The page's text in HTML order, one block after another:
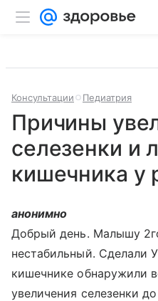
Консультации Педиатрия
Причины
селезенки и
кишечника у
анонимно
Добрый день. Малышу
нестабильный. Сделали
кишечнике обнаружили
увеличения селезенки